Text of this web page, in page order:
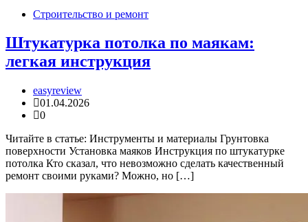
Строительство и ремонт
Штукатурка потолка по маякам:
легкая инструкция
easyreview
01.04.2026
0
Читайте в статье: Инструменты и материалы Грунтовка
поверхности Установка маяков Инструкция по штукатурке
потолка Кто сказал, что невозможно сделать качественный
ремонт своими руками? Можно, но […]